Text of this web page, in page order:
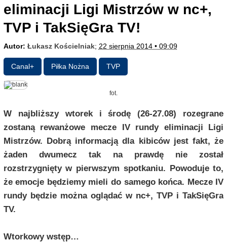
eliminacji Ligi Mistrzów w nc+,
TVP i TakSięGra TV!
Autor: Łukasz Kościelniak; 22 sierpnia 2014 • 09:09
Canal+ Piłka Nożna TVP
fot.
W najbliższy wtorek i środę (26-27.08) rozegrane
zostaną rewanżowe mecze IV rundy eliminacji Ligi
Mistrzów. Dobrą informacją dla kibiców jest fakt, że
żaden dwumecz tak na prawdę nie został
rozstrzygnięty w pierwszym spotkaniu. Powoduje to,
że emocje będziemy mieli do samego końca. Mecze IV
rundy będzie można oglądać w nc+, TVP i TakSięGra
TV.
Wtorkowy wstęp…